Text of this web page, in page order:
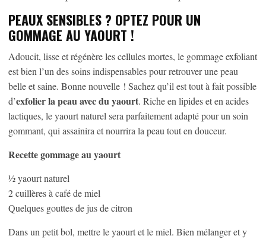
PEAUX SENSIBLES ? OPTEZ POUR UN
GOMMAGE AU YAOURT !
Adoucit, lisse et régénère les cellules mortes, le gommage exfoliant
est bien l’un des soins indispensables pour retrouver une peau
belle et saine. Bonne nouvelle ! Sachez qu’il est tout à fait possible
d’exfolier la peau avec du yaourt. Riche en lipides et en acides
lactiques, le yaourt naturel sera parfaitement adapté pour un soin
gommant, qui assainira et nourrira la peau tout en douceur.
Recette gommage au yaourt
½ yaourt naturel
2 cuillères à café de miel
Quelques gouttes de jus de citron
Dans un petit bol, mettre le yaourt et le miel. Bien mélanger et y